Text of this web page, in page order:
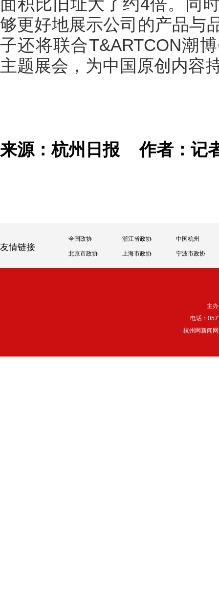
够更好地展示公司的产品与
子还将联合T&ARTCON潮
主题展会，为中国原创内容
来源：杭州日报作者：记
友情链接
全国政协 浙江省政协 中国杭州
北京市政协 上海市政协 宁波市政协
主
电话：
杭州网新闻